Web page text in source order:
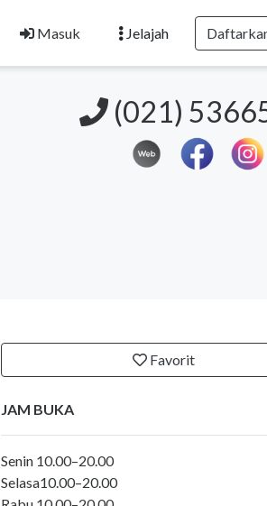
Masuk
Jelajah
(021)
Favorit
JAM BUKA
Senin 10.00–20.00
Selasa10.00–20.00